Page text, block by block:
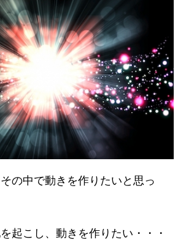
の中で動きを作りたいと思っ
起こし、動きを作りたい・・・